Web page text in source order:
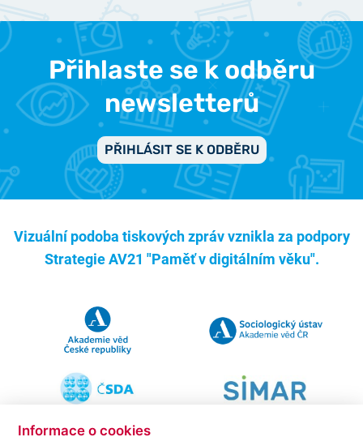
Přihlaste se k odběru
newsletterů
PŘIHLÁSIT SE K ODBĚRU
Vizuální podoba tiskových zpráv vznikla za podpory
Strategie AV21 "Paměť v digitálním věku".
Informace o cookies